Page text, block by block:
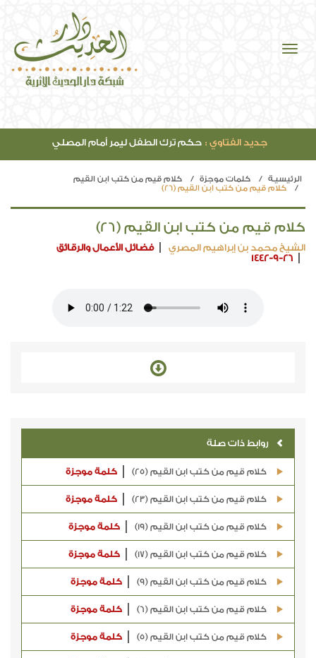
جديد الفتاوي : حكم ترك الطفل ليمر أمام المصلي
الرئيسيـة كلمات موجزة
كلام قيم من كتب ابن القيم
كلام قيم من كتب ابن القيم (26)
كلام قيم من كتب ابن القيم (26)
الشيخ محمد بن إبراهيم المصري
فضائل الأعمال والرقائق
1442-9-26
روابط ذات صلة
كلام قيم من كتب ابن القيم (25) كلمة موجزة
كلام قيم من كتب ابن القيم (23) كلمة موجزة
كلام قيم من كتب ابن القيم (19) كلمة موجزة
كلام قيم من كتب ابن القيم (17) كلمة موجزة
كلام قيم من كتب ابن القيم (9) كلمة موجزة
كلام قيم من كتب ابن القيم (6) كلمة موجزة
كلام قيم من كتب ابن القيم (5) كلمة موجزة